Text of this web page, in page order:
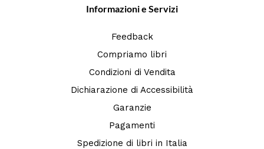
Informazioni e Servizi
Feedback
Compriamo libri
Condizioni di Vendita
Dichiarazione di Accessibilità
Garanzie
Pagamenti
Spedizione di libri in Italia